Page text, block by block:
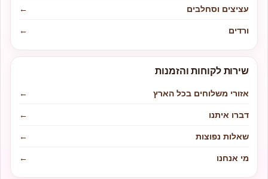
עציצים וסחלבים
←
ורדים
←
שירות לקוחות והזמנות
אזורי משלוחים בכל הארץ
←
דברו איתנו
←
שאלות נפוצות
←
מי אנחנו
←